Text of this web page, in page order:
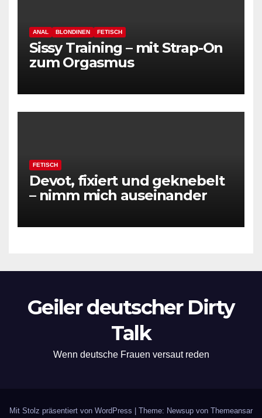
ANAL BLONDINEN FETISCH
Sissy Training – mit Strap-On
zum Orgasmus
FETISCH
Devot, fixiert und geknebelt
– nimm mich auseinander
Geiler deutscher Dirty
Talk
Wenn deutsche Frauen versaut reden
Mit Stolz präsentiert von WordPress Theme: Newsup von Themeansar